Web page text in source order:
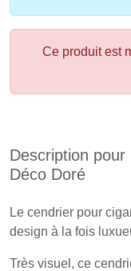
Ce produit est
Description
Déco Doré
Le cendrier pour
design à la fois
Très visuel, ce